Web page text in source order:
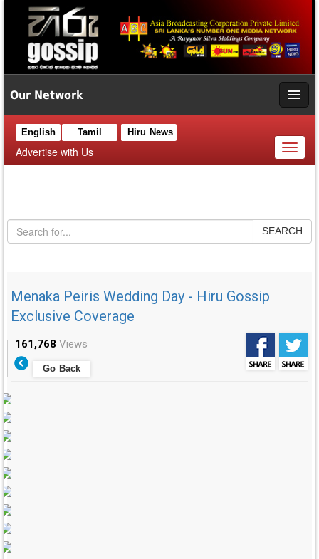
Our Network
English Tamil Hiru News
Advertise with Us
Toggle
SEARCH
Menaka Peiris Wedding Day - Hiru Gossip
Exclusive Coverage
161,768 Views
Go Back